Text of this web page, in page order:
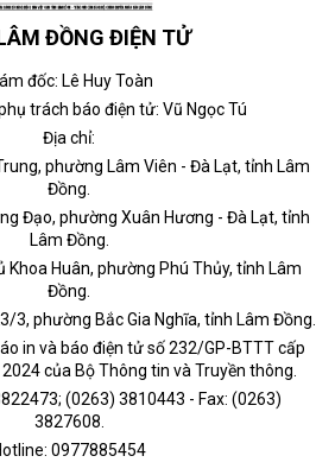
ĐỒNG ĐIỆN TỬ
đốc: Lê Huy Toàn
trách báo điện tử: Vũ Ngọc Tú
Địa chỉ:
phường Lâm Viên - Đà Lạt, tỉnh Lâm
Đồng.
Đạo, phường Xuân Hương - Đà Lạt, tỉnh
Lâm Đồng.
Khoa Huân, phường Phú Thủy, tỉnh Lâm
Đồng.
3, phường Bắc Gia Nghĩa, tỉnh Lâm Đồng.
in và báo điện tử số 232/GP-BTTT cấp
của Bộ Thông tin và Truyền thông.
(0263) 3810443 - Fax: (0263)
3827608.
0977885454